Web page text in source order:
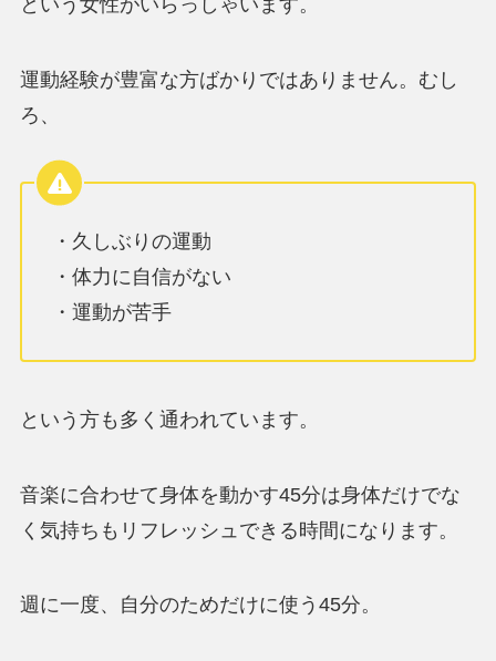
運動経験が豊富な方ばかりではありません。むし
ろ、
・久しぶりの運動
・体力に自信がない
・運動が苦手
という方も多く通われています。
音楽に合わせて身体を動かす45分は身体だけでな
く気持ちもリフレッシュできる時間になります。
週に一度、自分のためだけに使う45分。